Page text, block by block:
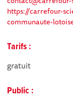
https://carrefour-
communaute-
Tarifs :
gratuit
Public :